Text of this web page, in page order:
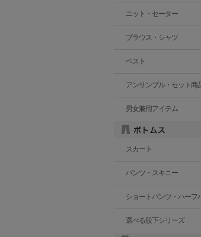
ニット・セーター
ブラウス・シャツ
ベスト
アンサンブル・セット商
男女兼用アイテム
スカート
パンツ・スキニー
ショートパンツ・ハーフ
選べる股下シリーズ